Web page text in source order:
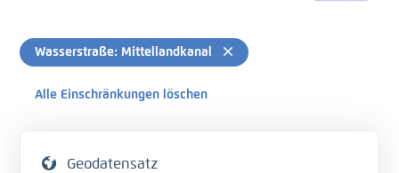
Wasserstraße: Mittellandkanal
Alle Einschränkungen löschen
Geodatensatz